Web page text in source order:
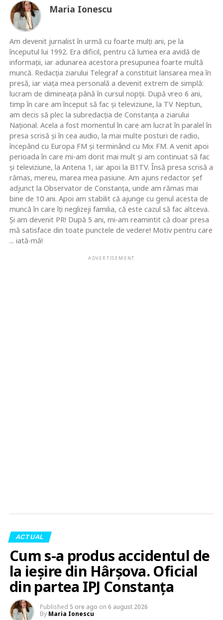
Maria Ionescu
Am devenit jurnalist în urmă cu foarte mulţi ani, pe la
începutul lui 1992. Era dificil, pentru că lumea era avidă de
informaţii, iar adunarea acestora presupunea foarte multă
muncă. Redacţia ziarului Telegraf a constituit lansarea mea în
presă, iar viaţa mea personală a devenit extrem de simplă:
lucram de dimineaţa până în cursul nopţii. După vreo 6 ani,
timp în care am început să fac şi televiziune, la TV Neptun,
am decis să plec la subredacţia de Constanţa a ziarului
Naţional. Acela a fost momentul în care am lucrat în paralel în
presa scrisă şi în cea audio, la mai multe posturi de radio,
începând cu Europa FM şi terminând cu Mix FM. A venit apoi
perioada în care mi-am dorit mai mult şi am continuat să fac
şi televiziune, la Antena 1, iar apoi la B1TV. Însă presa scrisă a
rămas, mereu, marea mea pasiune. Am ajuns redactor şef
adjunct la Observator de Constanţa, unde am rămas mai
bine de 10 ani. Apoi am stabilit că ajunge cu genul acesta de
muncă în care îţi neglizeji familia, că este cazul să fac altceva.
Şi am devenit PR! După 5 ani, mi-am reamintit că doar presa
mă satisface din toate punctele de vedere! Motiv pentru care
... iată-mă!
ADVERTISEMENT
ACTUAL
Cum s-a produs accidentul de
la ieșire din Hârșova. Oficial
din partea IPJ Constanța
Published 5 ore ago on 6 august 2026
By Maria Ionescu